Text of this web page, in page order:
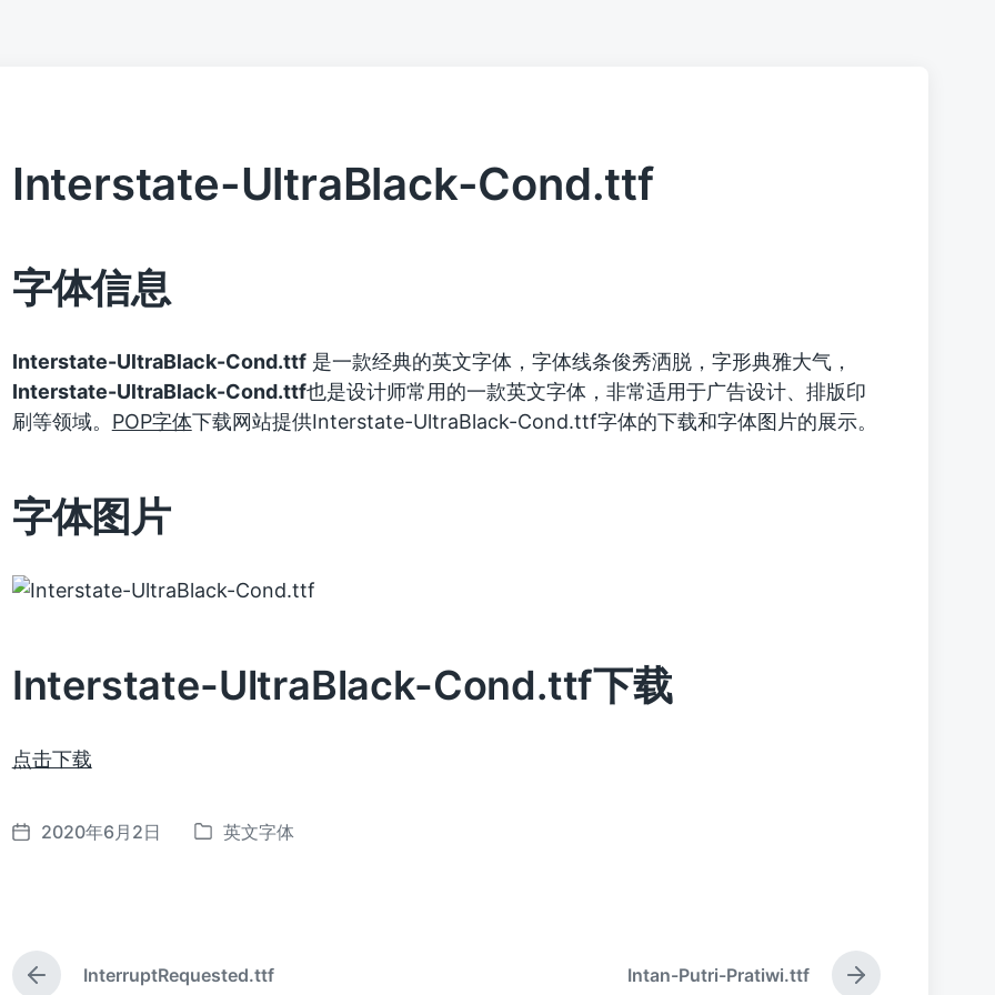
Interstate-UltraBlack-Cond.ttf
字体信息
Interstate-UltraBlack-Cond.ttf是一款经典的英文字体，字体线条俊秀洒脱，字形典雅大气，
Interstate-UltraBlack-Cond.ttf也是设计师常用的一款英文字体，非常适用于广告设计、排版印
刷等领域。 POP字体下载网站提供Interstate-UltraBlack-Cond.ttf字体的下载和字体图片的展示。
字体图片
Interstate-UltraBlack-Cond.ttf下载
点击下载
发
2020年6月2日
发
英文字体
上
InterruptRequested.ttf
下
Intan-Putri-Pratiwi.ttf